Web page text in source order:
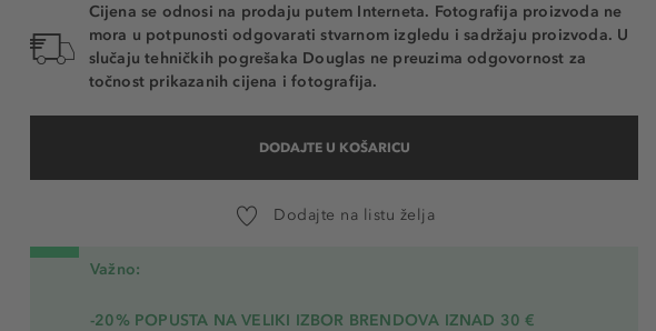
Cijena se odnosi na prodaju putem Interneta. Fotografija proizvoda ne
mora u potpunosti odgovarati stvarnom izgledu i sadržaju proizvoda. U
slučaju tehničkih pogrešaka Douglas ne preuzima odgovornost za
točnost prikazanih cijena i fotografija.
DODAJTE U KOŠARICU
Dodajte na listu želja
Važno:
-20% POPUSTA NA VELIKI IZBOR BRENDOVA IZNAD 30 €